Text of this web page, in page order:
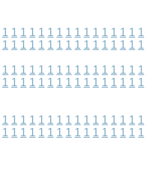
1 1 1 1 1 1 1 1 1 1 1 1 1 1 1 1
1 1 1 1 1 1 1 1 1 1 1 1 1 1 1 1
1 1 1 1 1 1 1 1 1 1 1 1 1 1 1 1
1 1 1 1 1 1 1 1 1 1 1 1 1 1 1 1
1 1 1 1 1 1 1 1 1 1 1 1 1 1 1 1
1 1 1 1 1 1 1 1 1 1 1 1 1 1 1 1